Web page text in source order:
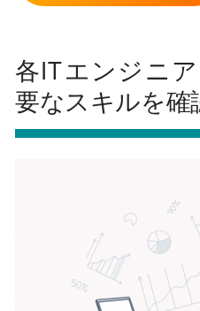
各ITエンジニ
要なスキルを確